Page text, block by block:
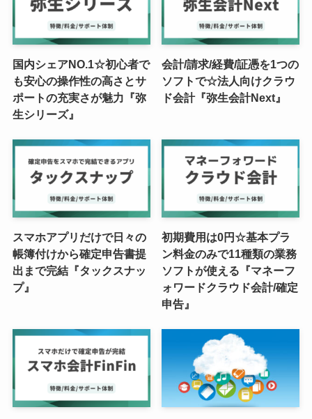
国内シェアNO.1☆初心者で
も安心の操作性の高さとサ
ポートの充実さが魅力『弥
生シリーズ』
会計/請求/経費/証憑を1つの
ソフトで☆法人向けクラウ
ド会計『弥生会計Next』
スマホアプリだけで日々の
帳簿付けから確定申告書提
出まで完結『タックスナッ
プ』
初期費用は0円☆基本プラ
ン料金のみで11種類の業務
ソフトが使える『マネーフ
ォワードクラウド会計/確定
申告』